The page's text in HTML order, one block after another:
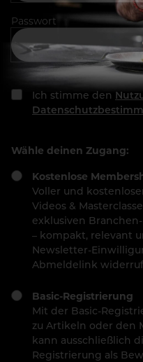
Passwort
Ich stimme den
Wähle deinen Zugang:
Kostenlose
Voller und
Videos &
exklusiven
– kompakt, relevant
Newsletter-
Abmeldelink
Basic-Registrierung
Mit der Basic-
zu Artikeln oder den
kann ausschließlich
Registrierung als